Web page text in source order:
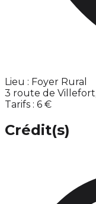
Lieu : Foyer Rural
3 route de
Tarifs : 6 €
Crédit(s)